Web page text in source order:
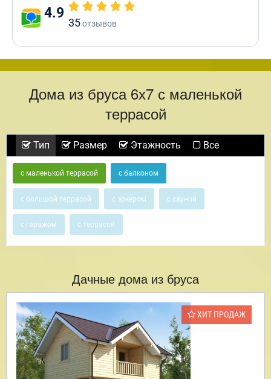
4.9
35отзывов
Дома из бруса 6х7 с маленькой
террасой
Тип Размер Этажность Все
с маленькой террасой с балконом
с большой террасой с эркером с сауной
с гаражом с террасой
Дачные дома из бруса
ХИТ ПРОДАЖ